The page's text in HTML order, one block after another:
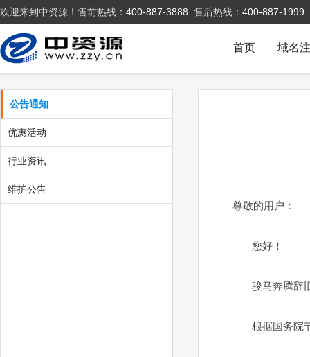
欢迎来到中资源！售前热线： 400-887-3888 售后热线： 400-887-1999
域名
首页
公告通知
优惠活动
行业资讯
维护公告
尊敬的用户：
您好！
骏马奔腾辞
根据国务院